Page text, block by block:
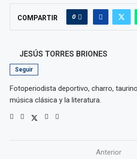
COMPARTIR 0
JESÚS TORRES BRIONES
Seguir
Fotoperiodista deportivo, charro,
música clásica y la literatura.
Anterior